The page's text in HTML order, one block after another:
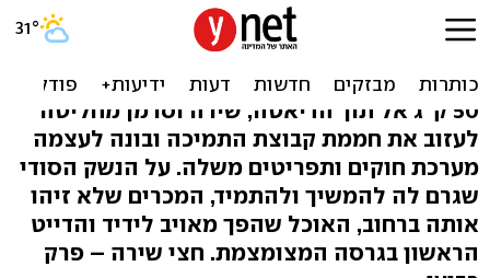
חצי שירה: מה גרם לי להתמיד
ודייט ראשון מוצלח
50 ק"ג אל תוך הדיאטה, שירה וסרמן מחליטה
לעזוב את חממת קבוצת התמיכה ובונה לעצמה
מערכת חוקים ותפריטים משלה. על הנשק הסודי
שגרם לה להמשיך ולהתמיד, המכרים שלא זיהו
אותה ברחוב, האוכל שהפך מאויב לידיד והדייט
הראשון בגרסה המצומצמת. חצי שירה – פרק